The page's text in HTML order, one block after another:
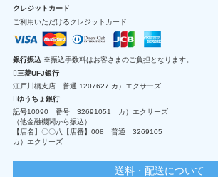
クレジットカード
ご利用いただけるクレジットカード
銀行振込 ※振込手数料はお客さまのご負担となります。
三菱UFJ銀行
江戸川橋支店 普通 1207627 カ）エクサーズ
ゆうちょ銀行
記号10090 番号 32691051 カ）エクサーズ
（他金融機関から振込）
【店名】〇〇八【店番】008 普通 3269105
カ）エクサーズ
送料・配送について